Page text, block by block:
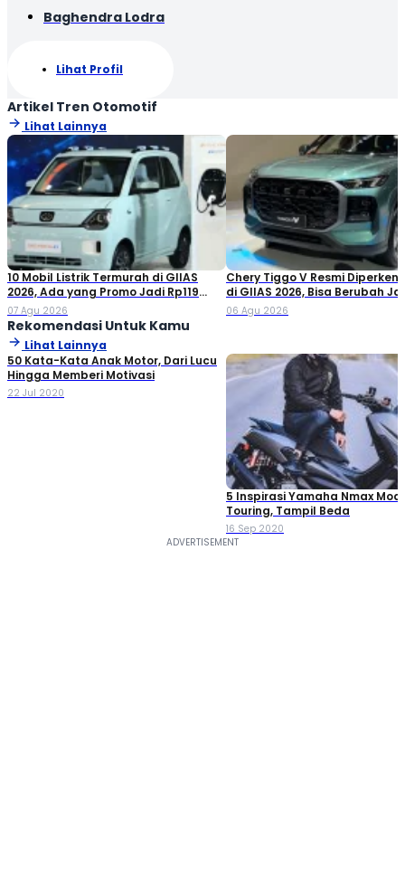
Baghendra Lodra
Lihat Profil
Artikel Tren Otomotif
Lihat Lainnya
10 Mobil Listrik Termurah di GIIAS
2026, Ada yang Promo Jadi Rp119
Jutaan!
07 Agu 2026
Chery Tiggo V Resmi
di GIIAS 2026, Bisa Berubah
Double Cabin
06 Agu 2026
Rekomendasi Untuk Kamu
Lihat Lainnya
50 Kata-Kata Anak Motor, Dari Lucu
Hingga Memberi Motivasi
22 Jul 2020
5 Inspirasi Yamaha Nmax
Touring, Tampil Beda
16 Sep 2020